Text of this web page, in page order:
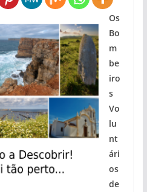
Os
Bo
m
be
iro
s
Vo
lu
nt
ári
os
de